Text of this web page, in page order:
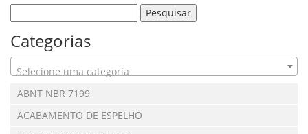
Categorias
Selecione uma categoria
ABNT NBR 7199
ACABAMENTO DE ESPELHO